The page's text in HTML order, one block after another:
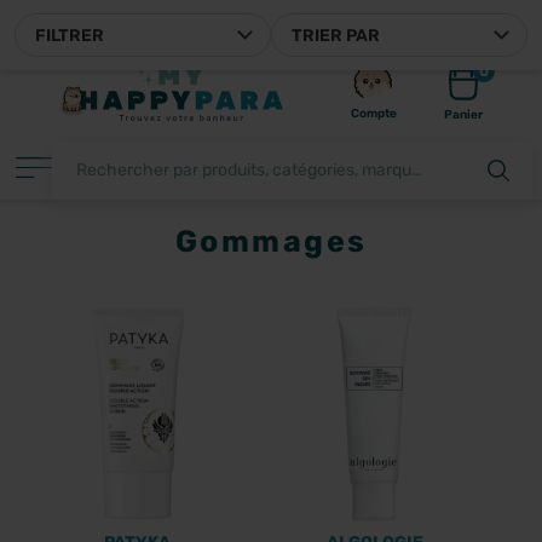
Compte
0
Panier
TRIER PAR
FILTRER
Gommages